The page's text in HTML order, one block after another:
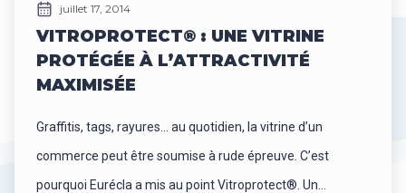
juillet 17, 2014
VITROPROTECT® : UNE VITRINE
PROTÉGÉE À L’ATTRACTIVITÉ
MAXIMISÉE
Graffitis, tags, rayures… au quotidien, la vitrine d’un
commerce peut être soumise à rude épreuve. C’est
pourquoi Eurécla a mis au point Vitroprotect®. Un...